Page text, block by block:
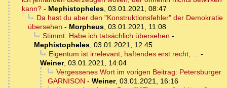
kann? - Mephistopheles, 03.01.2021, 08:47
Da hast du aber den "Konstruktionsfehler" der Demokratie
übersehen - Morpheus, 03.01.2021, 11:08
Stimmt. Habe ich tatsächlich übersehen -
Mephistopheles, 03.01.2021, 12:45
Eigentum ist irrelevant, haftendes erst recht, ... -
Weiner, 03.01.2021, 14:04
Vergessenes Wort im vorigen Beitrag: Petersburger
GARNISON - Weiner, 03.01.2021, 16:16